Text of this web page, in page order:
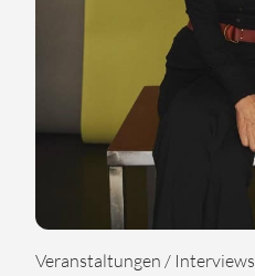
Veranstaltungen / Interviews